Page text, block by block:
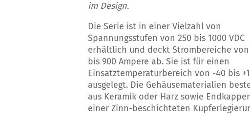
im Design.
Die Serie ist in einer Vielzahl von
Spannungsstufen von 250 bis 1000 VDC
erhältlich und deckt Strombereiche von
bis 900 Ampere ab. Sie ist für einen
Einsatztemperaturbereich von -40 bis
ausgelegt. Die Gehäusematerialien
aus Keramik oder Harz sowie
einer Zinn-beschichteten